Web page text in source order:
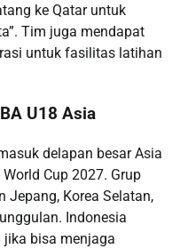
ke Qatar untuk
Tim juga mendapat
untuk fasilitas latihan
U18 Asia
delapan besar Asia
Cup 2027. Grup
Jepang, Korea Selatan,
Indonesia
bisa menjaga